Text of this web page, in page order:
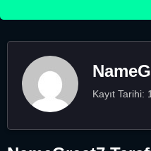
Kayıt Tarihi: